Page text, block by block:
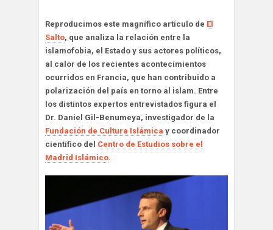
Reproducimos este magnífico artículo de El
Salto, que analiza la relación entre la
islamofobia, el Estado y sus actores políticos,
al calor de los recientes acontecimientos
ocurridos en Francia, que han contribuido a
polarización del país en torno al islam. Entre
los distintos expertos entrevistados figura el
Dr. Daniel Gil-Benumeya, investigador de la
Fundación de Cultura Islámica y coordinador
científico del Centro de Estudios sobre el
Madrid Islámico.